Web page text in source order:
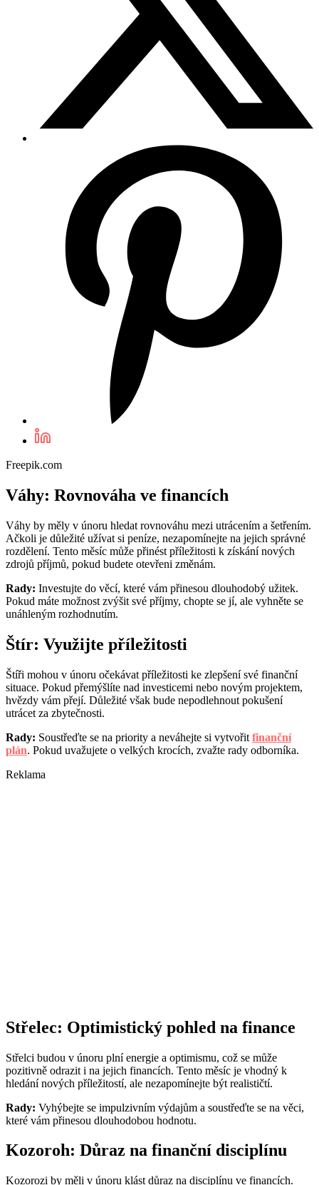
Freepik.com
Váhy: Rovnováha ve financích
Váhy by měly v únoru hledat rovnováhu mezi utrácením a šetřením.
Ačkoli je důležité užívat si peníze, nezapomínejte na jejich správné
rozdělení. Tento měsíc může přinést příležitosti k získání nových
zdrojů příjmů, pokud budete otevřeni změnám.
Rady: Investujte do věcí, které vám přinesou dlouhodobý užitek.
Pokud máte možnost zvýšit své příjmy, chopte se jí, ale vyhněte se
unáhleným rozhodnutím.
Štír: Využijte příležitosti
Štíři mohou v únoru očekávat příležitosti ke zlepšení své finanční
situace. Pokud přemýšlíte nad investicemi nebo novým projektem,
hvězdy vám přejí. Důležité však bude nepodlehnout pokušení
utrácet za zbytečnosti.
Rady: Soustřeďte se na priority a neváhejte si vytvořit finanční
plán. Pokud uvažujete o velkých krocích, zvažte rady odborníka.
Reklama
Střelec: Optimistický pohled na finance
Střelci budou v únoru plní energie a optimismu, což se může
pozitivně odrazit i na jejich financích. Tento měsíc je vhodný k
hledání nových příležitostí, ale nezapomínejte být realističtí.
Rady: Vyhýbejte se impulzivním výdajům a soustřeďte se na věci,
které vám přinesou dlouhodobou hodnotu.
Kozoroh: Důraz na finanční disciplínu
Kozorozi by měli v únoru klást důraz na disciplínu ve financích.